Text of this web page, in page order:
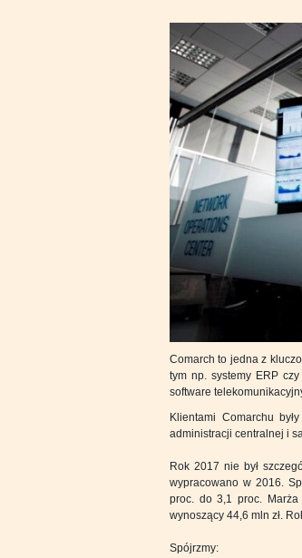
Comarch to jedna z
tym np. systemy ERP
software
Klientami Comarchu
administracji centralnej i
Rok 2017 nie był
wypracowano w 2016.
proc. do 3,1 proc.
wynoszący 44,6 mln zł.
Spójrzmy: